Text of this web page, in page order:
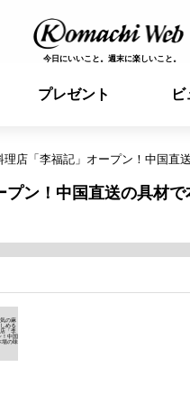
今日にいいこと。週末に楽しいこと。
プレゼント
店「李福記」オープン！中国直
ン！中国直送の具材